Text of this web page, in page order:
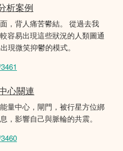
析案例
，背人痛苦鬰結。 從過去我
容易出現這些狀況的人類圖通
現微笑抑鬱的模式。
心關連
量中心，閘門，被行星方位綁
，影響自己與脈輪的共震。